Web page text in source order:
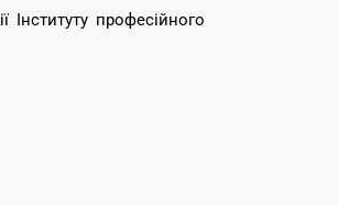
Інституту професійного